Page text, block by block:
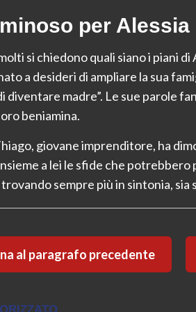
per Alessia
si chiedono quali siano i piani
a desideri di ampliare la sua
diventare madre”. Le sue parole
beniamina.
giovane imprenditore, ha
a lei le sfide che potrebbero
sempre più in sintonia,
al paragrafo precedente